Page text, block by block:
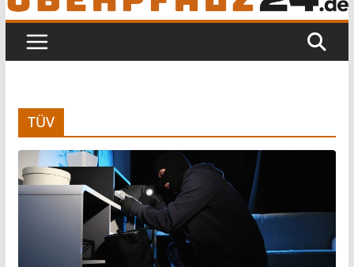
TÜV